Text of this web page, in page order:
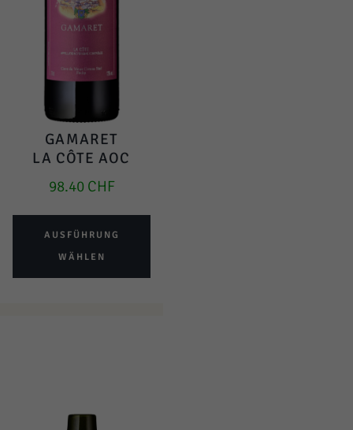
GAMARET
LA CÔTE AOC
98.40 CHF
AUSFÜHRUNG
WÄHLEN